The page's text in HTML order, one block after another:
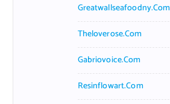
Greatwallseafoodny.com
Theloverose.com
Gabriovoice.com
Resinflowart.com